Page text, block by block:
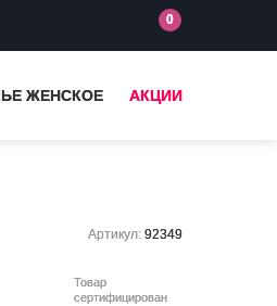
0
ЖЕНСКОЕ АКЦИИ
Артикул: 92349
Товар
сертифицирован